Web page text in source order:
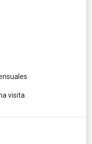
visita.